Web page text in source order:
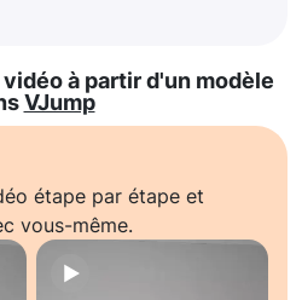
à partir d'un modèle
VJump
étape par étape et
vous-même.